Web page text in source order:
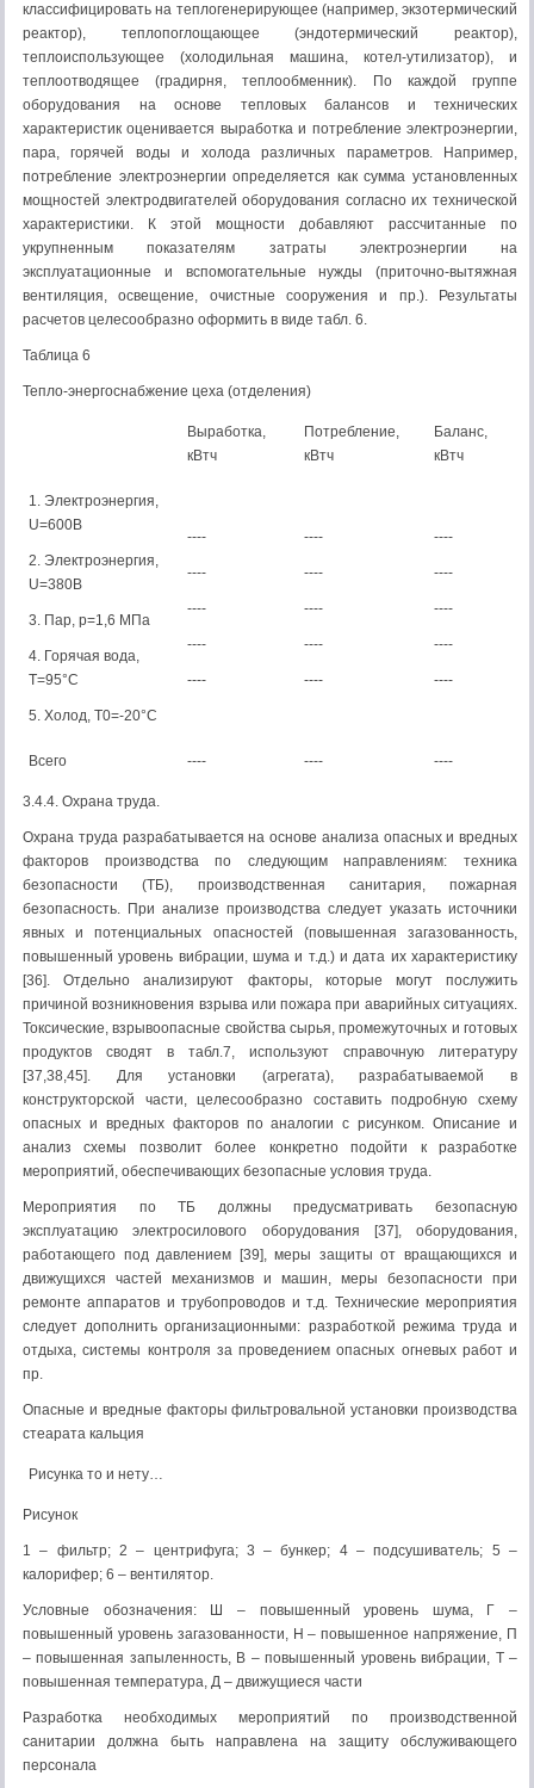
классифицировать на теплогенерирующее (например, экзотермический
реактор), теплопоглощающее (эндотермический реактор),
теплоиспользующее (холодильная машина, котел-утилизатор), и
теплоотводящее (градирня, теплообменник). По каждой группе
оборудования на основе тепловых балансов и технических
характеристик оценивается выработка и потребление электроэнергии,
пара, горячей воды и холода различных параметров. Например,
потребление электроэнергии определяется как сумма установленных
мощностей электродвигателей оборудования согласно их технической
характеристики. К этой мощности добавляют рассчитанные по
укрупненным показателям затраты электроэнергии на
эксплуатационные и вспомогательные нужды (приточно-вытяжная
вентиляция, освещение, очистные сооружения и пр.). Результаты
расчетов целесообразно оформить в виде табл. 6.
Таблица 6
Тепло-энергоснабжение цеха (отделения)
Выработка,
кВтч
Потребление,
кВтч
Баланс,
кВтч
1. Электроэнергия,
U=600В
2. Электроэнергия,
U=380В
3. Пар, р=1,6 МПа
4. Горячая вода,
Т=95°С
5. Холод, Т0=-20°С
----
----
----
----
----
----
----
----
----
----
----
----
----
----
----
Всего ---- ---- ----
3.4.4. Охрана труда.
Охрана труда разрабатывается на основе анализа опасных и вредных
факторов производства по следующим направлениям: техника
безопасности (ТБ), производственная санитария, пожарная
безопасность. При анализе производства следует указать источники
явных и потенциальных опасностей (повышенная загазованность,
повышенный уровень вибрации, шума и т.д.) и дата их характеристику
[36]. Отдельно анализируют факторы, которые могут послужить
причиной возникновения взрыва или пожара при аварийных ситуациях.
Токсические, взрывоопасные свойства сырья, промежуточных и готовых
продуктов сводят в табл.7, используют справочную литературу
[37,38,45]. Для установки (агрегата), разрабатываемой в
конструкторской части, целесообразно составить подробную схему
опасных и вредных факторов по аналогии с рисунком. Описание и
анализ схемы позволит более конкретно подойти к разработке
мероприятий, обеспечивающих безопасные условия труда.
Мероприятия по ТБ должны предусматривать безопасную
эксплуатацию электросилового оборудования [37], оборудования,
работающего под давлением [39], меры защиты от вращающихся и
движущихся частей механизмов и машин, меры безопасности при
ремонте аппаратов и трубопроводов и т.д. Технические мероприятия
следует дополнить организационными: разработкой режима труда и
отдыха, системы контроля за проведением опасных огневых работ и
пр.
Опасные и вредные факторы фильтровальной установки производства
стеарата кальция
Рисунка то и нету…
Рисунок
1 – фильтр; 2 – центрифуга; 3 – бункер; 4 – подсушиватель; 5 –
калорифер; 6 – вентилятор.
Условные обозначения: Ш – повышенный уровень шума, Г –
повышенный уровень загазованности, Н – повышенное напряжение, П
– повышенная запыленность, В – повышенный уровень вибрации, Т –
повышенная температура, Д – движущиеся части
Разработка необходимых мероприятий по производственной
санитарии должна быть направлена на защиту обслуживающего
персонала